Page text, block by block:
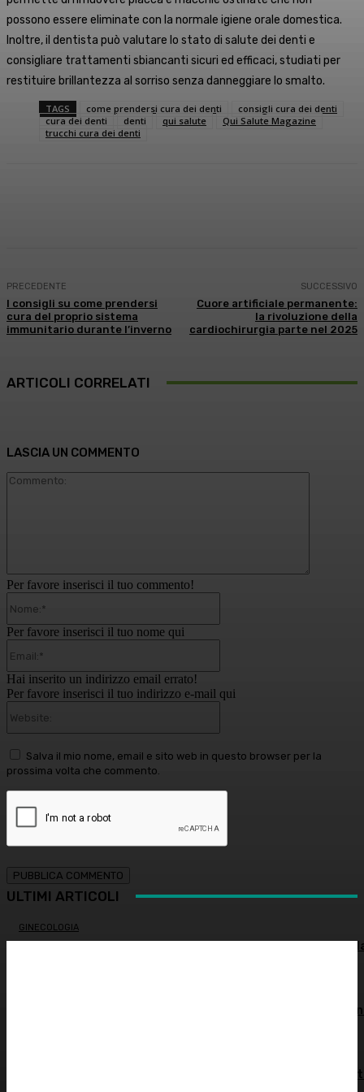
possono essere eliminate con la normale igiene orale domestica.
Inoltre, il dentista può valutare lo stato di salute dei denti e
consigliare trattamenti sbiancanti sicuri ed efficaci, studiati per
restituire brillantezza al sorriso senza danneggiare lo smalto.
TAGS come prendersi cura dei denti
consigli cura dei denti
cura dei denti
denti qui salute
Qui Salute Magazine
trucchi cura dei denti
PRECEDENTE
I consigli su come prendersi
cura del proprio sistema
immunitario durante l’inverno
SUCCESSIVO
Cuore artificiale permanente:
la rivoluzione della
cardiochirurgia parte nel 2025
ARTICOLI CORRELATI
LASCIA UN COMMENTO
Per favore inserisci il tuo commento!
Per favore inserisci il tuo nome qui
Hai inserito un indirizzo email errato!
Per favore inserisci il tuo indirizzo e-mail qui
Salva il mio nome, email e sito web in questo browser per la
prossima volta che commento.
ULTIMI ARTICOLI
GINECOLOGIA
Salute sessuale femminile: cosa sapere per proteggere
Virus creati con l’intelligenza artificiale: è la prima volta
Restituire luce e vitalità allo sguardo, tra medicina